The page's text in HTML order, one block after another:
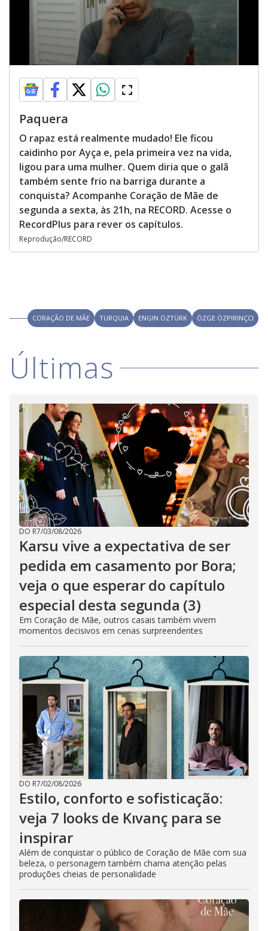
Paquera
O rapaz está realmente mudado! Ele ficou
caidinho por Ayça e, pela primeira vez na vida,
ligou para uma mulher. Quem diria que o galã
também sente frio na barriga durante a
conquista? Acompanhe Coração de Mãe de
segunda a sexta, às 21h, na RECORD. Acesse o
RecordPlus para rever os capítulos.
Reprodução/RECORD
CORAÇÃO DE MÃE TURQUIA ENGIN ÖZTÜRK ÖZGE ÖZPIRINÇCI
Últimas
DO R7/03/08/2026
Karsu vive a expectativa de ser
pedida em casamento por Bora;
veja o que esperar do capítulo
especial desta segunda (3)
Em Coração de Mãe, outros casais também vivem
momentos decisivos em cenas surpreendentes
DO R7/02/08/2026
Estilo, conforto e sofisticação:
veja 7 looks de Kıvanç para se
inspirar
Além de conquistar o público de Coração de Mãe com sua
beleza, o personagem também chama atenção pelas
produções cheias de personalidade